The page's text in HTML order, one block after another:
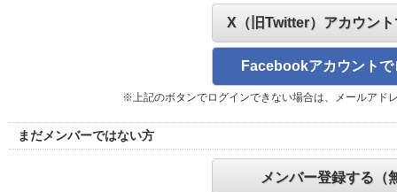
X（旧Twitter）アカウン
Facebookアカウントで
※上記のボタンでログインできない場合は、メールアド
まだメンバーではない方
メンバー登録する（